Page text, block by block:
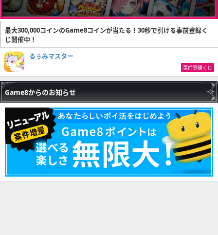
最大300,000コインのGame8コインが当たる！30秒で引ける事前登録く
じ開催中！
るぅみマスター
事前登録くじ
Game8からのお知らせ